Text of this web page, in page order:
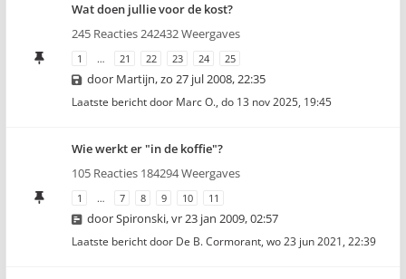
Wat doen jullie voor de kost?
245 Reacties 242432 Weergaves
1 … 21 22 23 24 25
door Martijn,zo 27 jul 2008, 22:35
Laatste bericht door Marc O., do 13 nov 2025, 19:45
Wie werkt er "in de koffie"?
105 Reacties 184294 Weergaves
1 … 7 8 9 10 11
doorSpironski,vr 23 jan 2009, 02:57
Laatste bericht door De B. Cormorant, wo 23 jun 2021, 22:39